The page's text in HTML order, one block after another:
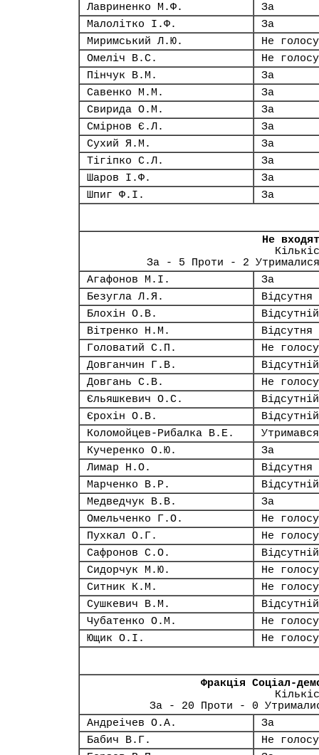
Лавриненко М.Ф.
За
Малолітко І.Ф.
За
Миримський Л.Ю.
Не
Омеліч В.С.
Не
Пінчук В.М.
За
Савенко М.М.
За
Свирида О.М.
За
Смірнов Є.Л.
За
Сухий Я.М.
За
Тігіпко С.Л.
За
Шаров І.Ф.
За
Шпиг Ф.І.
За
Не
За - 5 Проти - 2
Агафонов М.І.
За
Безугла Л.Я.
Відсутня
Блохін О.В.
Відсутній
Вітренко Н.М.
Відсутня
Головатий С.П.
Не
Довганчин Г.В.
Відсутній
Довгань С.В.
Не
Єльяшкевич О.С.
Відсутній
Єрохін О.В.
Відсутній
Коломойцев-Рибалка В.Е.
Утримався
Кучеренко О.Ю.
За
Лимар Н.О.
Відсутня
Марченко В.Р.
Відсутній
Медведчук В.В.
За
Омельченко Г.О.
Не
Пухкал О.Г.
Не
Сафронов С.О.
Відсутній
Сидорчук М.Ю.
Не
Ситник К.М.
Не
Сушкевич В.М.
Відсутній
Чубатенко О.М.
Не
Ющик О.І.
Не
Фракція Соціал-
За - 20 Проти - 0
Андреічев О.А.
За
Бабич В.Г.
Не